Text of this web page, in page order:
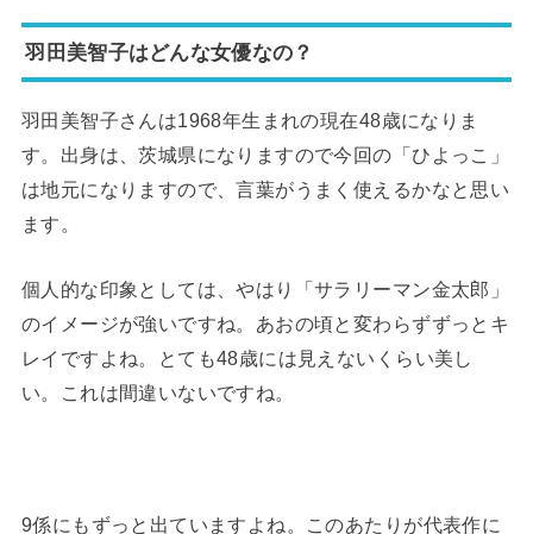
羽田美智子はどんな女優なの？
羽田美智子さんは1968年生まれの現在48歳になりま
す。出身は、茨城県になりますので今回の「ひよっこ」
は地元になりますので、言葉がうまく使えるかなと思い
ます。
個人的な印象としては、やはり「サラリーマン金太郎」
のイメージが強いですね。あおの頃と変わらずずっとキ
レイですよね。とても48歳には見えないくらい美し
い。これは間違いないですね。
9係にもずっと出ていますよね。このあたりが代表作に